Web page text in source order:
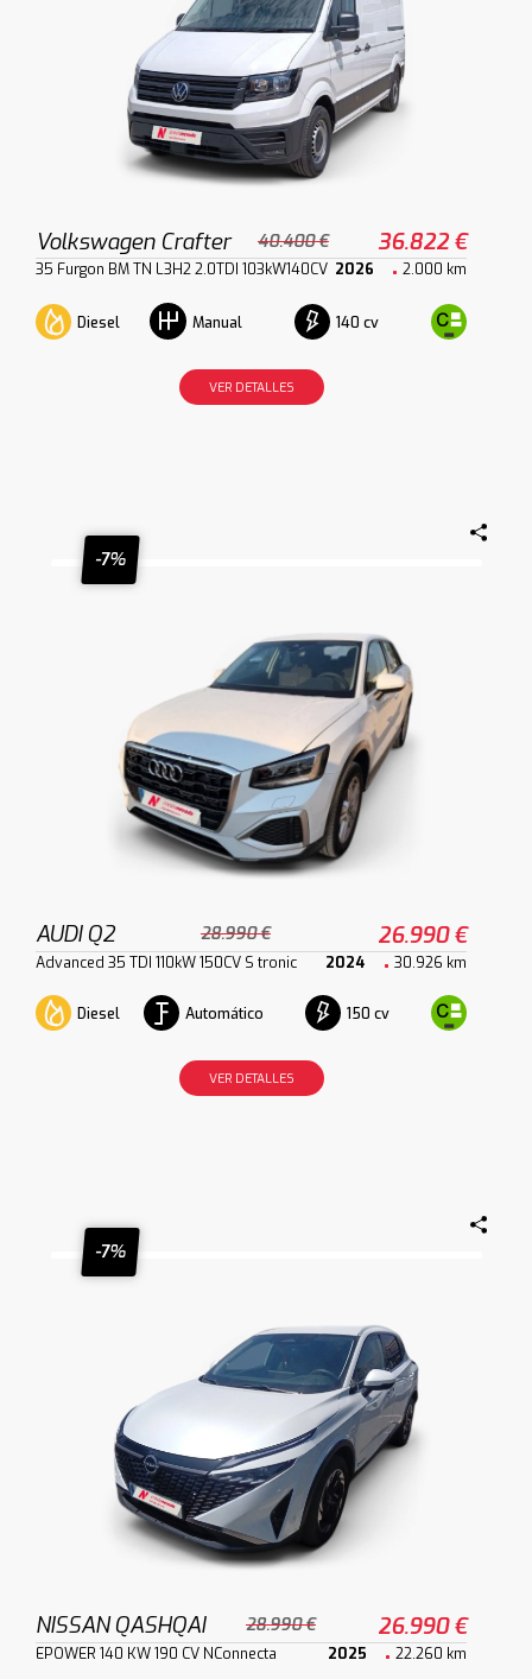
Volkswagen Crafter 40.400 € 36.822 €
35 Furgon BM TN L3H2 2.0TDI 103kW140CV 2026 2.000 km
Diesel Manual 140 cv
VER DETALLES
-7%
AUDI Q2 28.990 € 26.990 €
Advanced 35 TDI 110kW 150CV S tronic 2024 30.926 km
Diesel Automático 150 cv
VER DETALLES
-7%
NISSAN QASHQAI 28.990 € 26.990 €
EPOWER 140 KW 190 CV NConnecta 2025 22.260 km